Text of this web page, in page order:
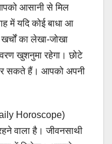
आसानी से मिल
में यदि कोई बाधा आ
का लेखा-जोखा
खुशनुमा रहेगा। छोटे
सकते हैं। आपको अपनी
Horoscope)
वाला है। जीवनसाथी